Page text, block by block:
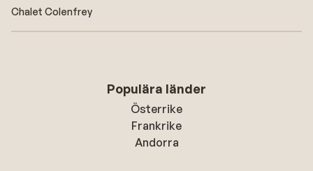
Chalet Colenfrey
Populära länder
Österrike
Frankrike
Andorra